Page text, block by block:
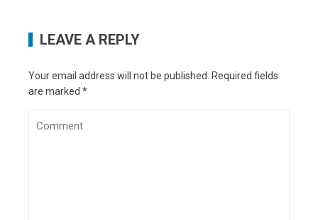
LEAVE A REPLY
Your email address will not be published. Required fields
are marked *